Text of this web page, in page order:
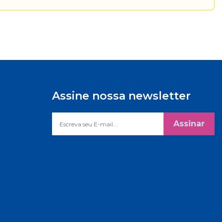
Assine nossa newsletter
Assinar